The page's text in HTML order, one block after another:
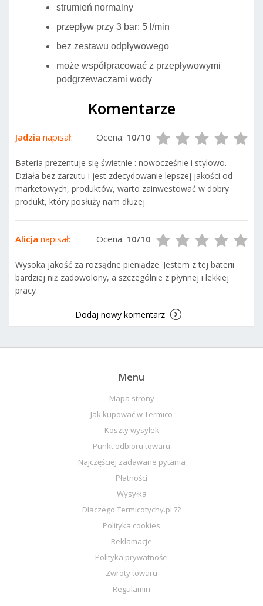
strumień normalny
przepływ przy 3 bar: 5 l/min
bez zestawu odpływowego
może współpracować z przepływowymi
podgrzewaczami wody
Komentarze
Jadzia napisał: Ocena: 10/10
Bateria prezentuje się świetnie : nowocześnie i stylowo.
Działa bez zarzutu i jest zdecydowanie lepszej jakości od
marketowych, produktów, warto zainwestować w dobry
produkt, który posłuży nam dłużej.
Alicja napisał: Ocena: 10/10
Wysoka jakość za rozsądne pieniądze. Jestem z tej baterii
bardziej niż zadowolony, a szczególnie z płynnej i lekkiej
pracy
Dodaj nowy komentarz
Menu
Mapa strony
Jak kupować w Termico
Koszty wysyłek
Punkt odbioru towaru
Najczęściej zadawane pytania
Płatności
Wysyłka
Dlaczego Termicotychy.pl ??
Polityka cookies
Reklamacje
Polityka prywatności
Zwroty towaru
Regulamin